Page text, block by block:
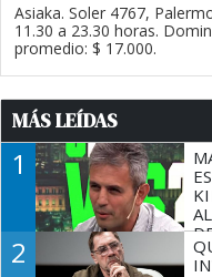
Asiaka. Soler 4767,
11.30 a 23.30 horas.
promedio: $ 17.000.
MÁS LEÍDAS
1
2